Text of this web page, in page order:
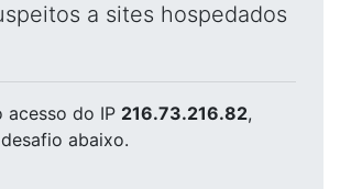
a sites hospedados
acesso do IP 216.73.216.82,
abaixo.